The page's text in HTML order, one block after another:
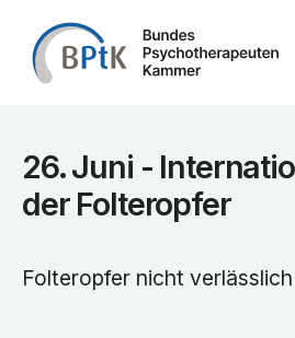
Zum Inhalt springen
26. Juni -
der Folteropfer
Folteropfer nicht